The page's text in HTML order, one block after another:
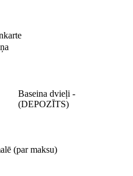
Baseina dvieļi -
(DEPOZĪTS)
(par maksu)